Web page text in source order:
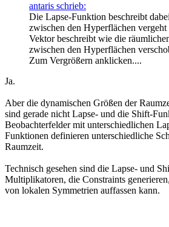
antaris schrieb:
Die Lapse-Funktion beschreibt
zwischen den Hyperflächen
Vektor beschreibt wie die
zwischen den Hyperflächen
Zum Vergrößern anklicken....
Ja.
Aber die dynamischen Größen der
sind gerade nicht Lapse- und die Shift-
Beobachterfelder mit unterschiedlichen
Funktionen definieren unterschiedliche
Raumzeit.
Technisch gesehen sind die Lapse- und
Multiplikatoren, die Constraints
von lokalen Symmetrien auffassen kann.